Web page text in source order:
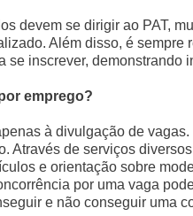
devem se dirigir ao PAT,
Além disso, é sempre
inscrever, demonstrando
emprego?
à divulgação de
Através de serviços
e orientação sobre
por uma vaga
e não conseguir uma